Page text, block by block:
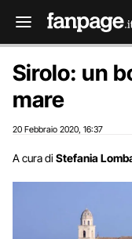
Sirolo: un
mare
20 Febbraio 2020 16:37
A cura di Stefania